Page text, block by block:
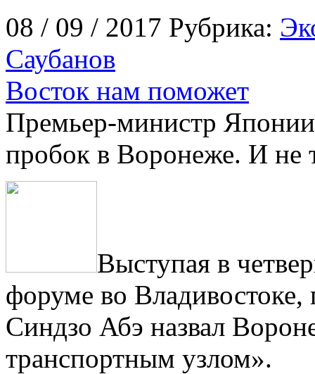
08 / 09 / 2017 Рубрика:
Саубанов
Восток нам поможет
Премьер-министр
пробок в Воронеже. И не
Выступая в
форуме во
Синдзо Абэ назвал
транспортным узлом».